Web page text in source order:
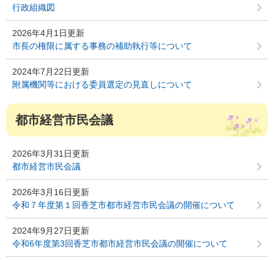
行政組織図
2026年4月1日更新
市長の権限に属する事務の補助執行等について
2024年7月22日更新
附属機関等における委員選定の見直しについて
都市経営市民会議
2026年3月31日更新
都市経営市民会議
2026年3月16日更新
令和７年度第１回香芝市都市経営市民会議の開催について
2024年9月27日更新
令和6年度第3回香芝市都市経営市民会議の開催について